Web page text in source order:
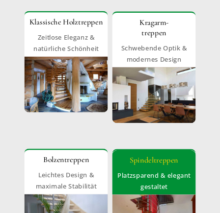
Klassische Holztreppen
Zeitlose Eleganz &
natürliche Schönheit
Kragarm-
treppen
Schwebende Optik &
modernes Design
Bolzentreppen
Leichtes Design &
maximale Stabilität
Spindeltreppen
Platzsparend & elegant
gestaltet